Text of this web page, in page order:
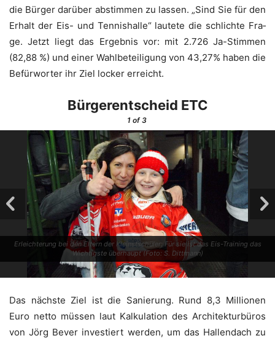
die Bür­ger dar­über abstim­men zu las­sen. „Sind Sie für den
Erhalt der Eis- und Ten­nis­hal­le“ lau­te­te die schlich­te Fra­
ge. Jetzt liegt das Ergeb­nis vor: mit 2.726 Ja-Stim­men
(82,88 %) und einer Wahl­be­tei­li­gung von 43,27% haben die
Befür­wor­ter ihr Ziel locker erreicht.
Bür­ger­ent­scheid ETC
1of 3
Erleich­te­rung bei den Eltern der Kleinst­schü­ler: Für sie ist das Eis-Trai­ning das
Wich­tigs­te über­haupt (Foto: S. Dittmann)
Das nächs­te Ziel ist die Sanie­rung. Rund 8,3 Mil­lio­nen
Euro net­to müs­sen laut Kal­ku­la­ti­on des Archi­tek­tur­bü­ros
von Jörg Bever inves­tiert wer­den, um das Hal­len­dach zu